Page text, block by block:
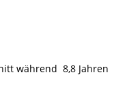
während 8,8 Jahren